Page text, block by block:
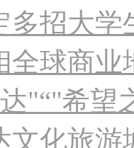
多招大学
全球商业
“ 希望
文化旅游